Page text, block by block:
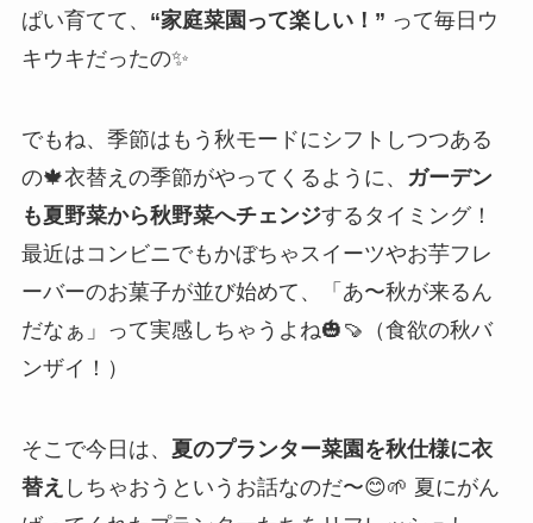
ぱい育てて、 “家庭菜園って楽しい！” って毎日ウ
キウキだったの✨
でもね、季節はもう秋モードにシフトしつつある
の🍁衣替えの季節がやってくるように、
ガーデン
も夏野菜から秋野菜へチェンジするタイミング！
最近はコンビニでもかぼちゃスイーツやお芋フレ
ーバーのお菓子が並び始めて、「あ〜秋が来るん
だなぁ」って実感しちゃうよね🎃🍠（食欲の秋バ
ンザイ！）
そこで今日は、 夏のプランター菜園を秋仕様に衣
替え しちゃおうというお話なのだ〜😊🌱 夏にがん